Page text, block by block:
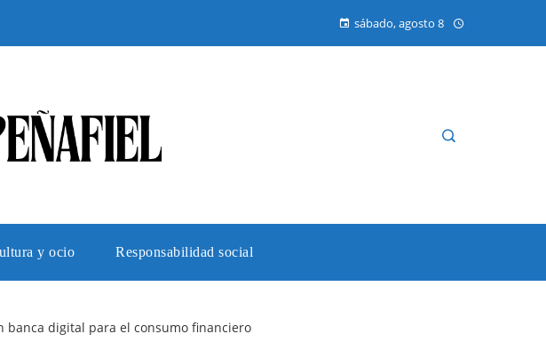
sábado, agosto 8
y ocio Responsabilidad social
banca digital para el consumo financiero